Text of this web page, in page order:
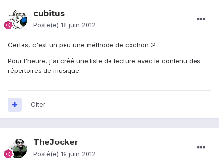
cubitus
Posté(e) 18 juin 2012
Certes, c'est un peu une méthode de cochon :P
Pour l'heure, j'ai créé une liste de lecture avec le contenu des
répertoires de musique.
Citer
TheJocker
Posté(e) 19 juin 2012